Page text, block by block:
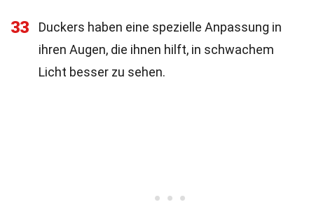
33
Duckers haben eine spezielle Anpassung in
ihren Augen, die ihnen hilft, in schwachem
Licht besser zu sehen.